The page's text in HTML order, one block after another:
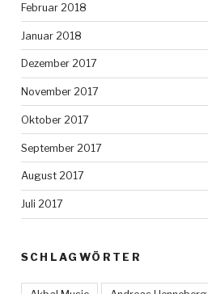
Februar 2018
Januar 2018
Dezember 2017
November 2017
Oktober 2017
September 2017
August 2017
Juli 2017
SCHLAGWÖRTER